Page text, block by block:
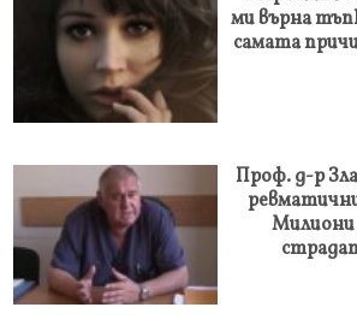
ми върна
самата
Проф. д-р
Милиони